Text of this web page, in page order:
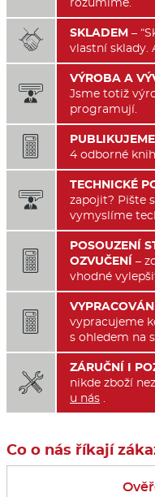
 SKLADEM –
vlastní sklady.

VÝROBA A
Jsme totiž
programují.
 PUBLIKUJEME
4 odborné

TECHNICKÉ
zapojit? Pište
vymyslíme

POSOUZENÍ
OZVUČENÍ –
vhodné

vypracujeme
s ohledem na

ZÁRUČNÍ I
nikde zboží
u nás .
Co o nás říkají